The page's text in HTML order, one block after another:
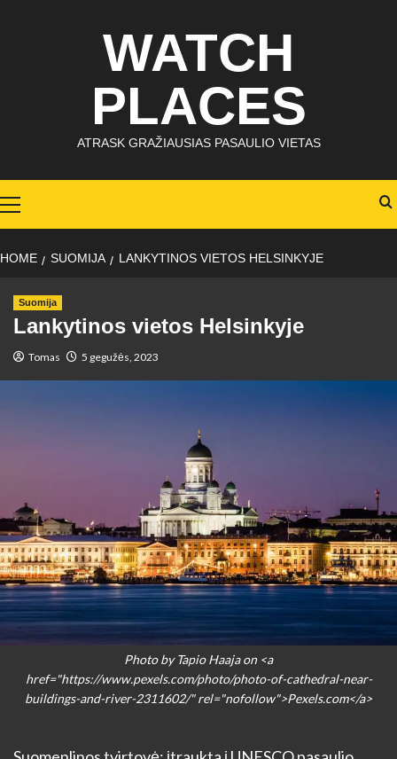
WATCH
PLACES
ATRASK GRAŽIAUSIAS PASAULIO VIETAS
Menu
HOME SUOMIJA LANKYTINOS VIETOS HELSINKYJE
Suomija
Lankytinos vietos Helsinkyje
Tomas 5 gegužės, 2023
Photo by Tapio Haaja on <a
href="https://www.pexels.com/photo/photo-of-cathedral-near-
buildings-and-river-2311602/" rel="nofollow">Pexels.com</a>